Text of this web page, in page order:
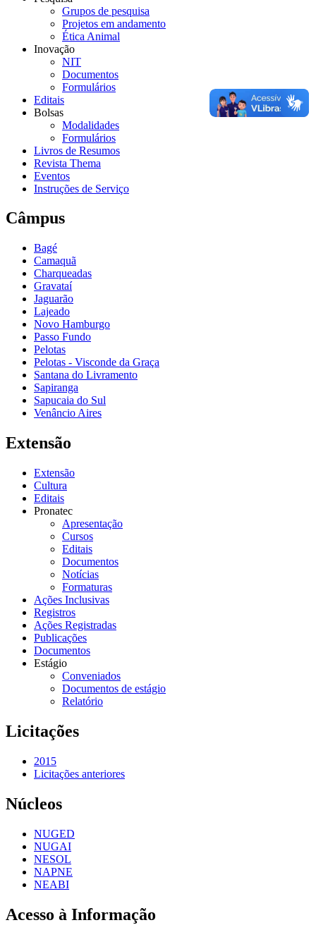
Grupos de pesquisa
Projetos em andamento
Ética Animal
Inovação
NIT
Documentos
Formulários
Editais
Bolsas
Modalidades
Formulários
Livros de Resumos
Revista Thema
Eventos
Instruções de Serviço
Câmpus
Bagé
Camaquã
Charqueadas
Gravataí
Jaguarão
Lajeado
Novo Hamburgo
Passo Fundo
Pelotas
Pelotas - Visconde da Graça
Santana do Livramento
Sapiranga
Sapucaia do Sul
Venâncio Aires
Extensão
Extensão
Cultura
Editais
Pronatec
Apresentação
Cursos
Editais
Documentos
Notícias
Formaturas
Ações Inclusivas
Registros
Ações Registradas
Publicações
Documentos
Estágio
Conveniados
Documentos de estágio
Relatório
Licitações
2015
Licitações anteriores
Núcleos
NUGED
NUGAI
NESOL
NAPNE
NEABI
Acesso à Informação